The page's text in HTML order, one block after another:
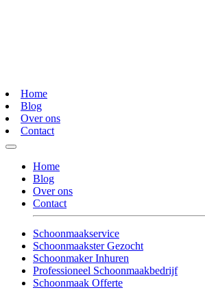
Home
Blog
Over ons
Contact
Home
Blog
Over ons
Contact
Schoonmaakservice
Schoonmaakster Gezocht
Schoonmaker Inhuren
Professioneel Schoonmaakbedrijf
Schoonmaak Offerte